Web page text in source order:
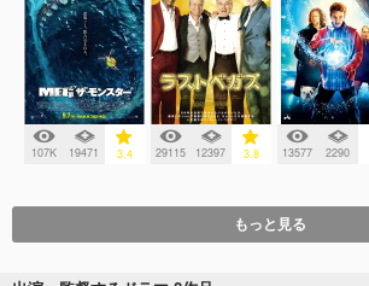
107K 19471 3.4 29115 12397 3.8 13577 2290
もっと見る